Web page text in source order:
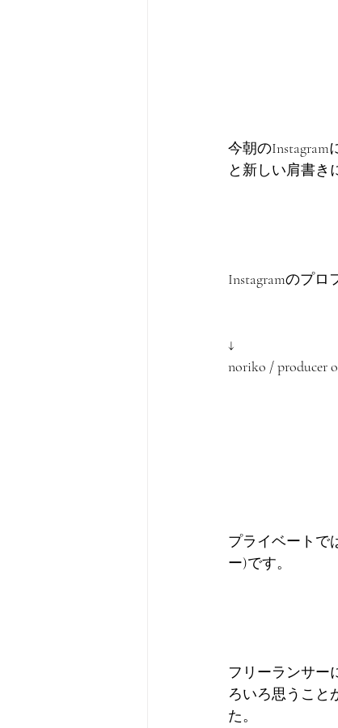
今朝の
と新しい肩書き
Instagramのプ
↓
noriko / producer
プライベートで
ー)です。
フリーランサー
ろいろ思うこと
た。